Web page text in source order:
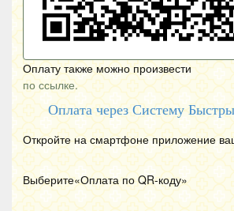
Оплату также можно произвести
по ссылке.
Оплата через Систему
Откройте на смартфоне приложение
Выберите«Оплата по QR-коду»